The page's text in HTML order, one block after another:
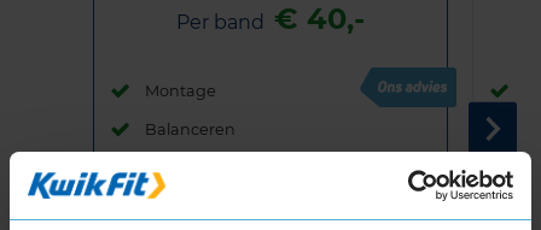
Per band € 40,-
Montage
Balanceren